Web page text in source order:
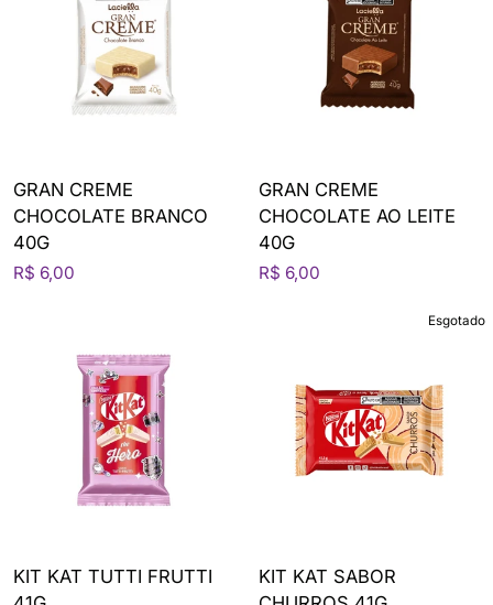
GRAN CREME
CHOCOLATE BRANCO
40G
R$ 6,00
GRAN CREME
CHOCOLATE AO LEITE
40G
R$ 6,00
KIT KAT TUTTI FRUTTI
Esgotado
KIT KAT SABOR